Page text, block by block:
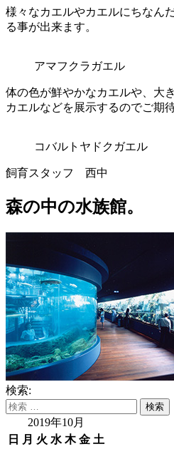
様々なカエルやカエルにちなん
る事が出来ます。
アマフクラガエル
体の色が鮮やかなカエルや、大
カエルなどを展示するのでご期
コバルトヤドクガエル
飼育スタッフ 西中
森の中の水族館。
検索:
2019年10月
日
月 火 水 木 金 土